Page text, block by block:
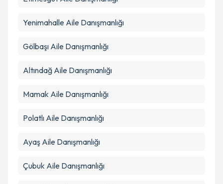
Yenimahalle Aile Danışmanlığı
Gölbaşı Aile Danışmanlığı
Altındağ Aile Danışmanlığı
Mamak Aile Danışmanlığı
Polatlı Aile Danışmanlığı
Ayaş Aile Danışmanlığı
Çubuk Aile Danışmanlığı